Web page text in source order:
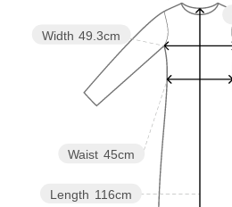
Length 116cm
Waist 45cm
Width 49.3cm